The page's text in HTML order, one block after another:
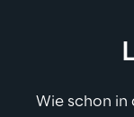
Wie schon in